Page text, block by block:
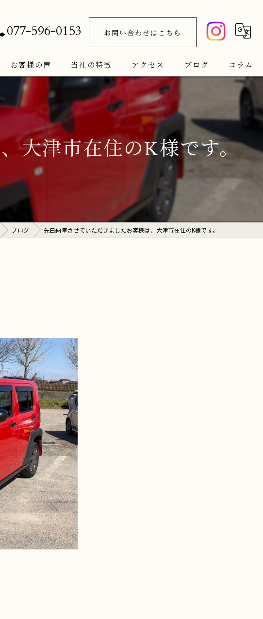
077-596-0153 お問い合わせはこちら
お客様の声 当社の特徴
車検
中古車
アクセス ブログ コラム
大津市在住のK様です。
ブログ 先日納車させていただきましたお客様は、大津市在住のK様です。